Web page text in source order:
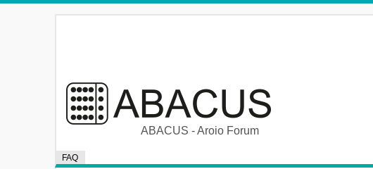
ABACUS - Aroio Forum
FAQ